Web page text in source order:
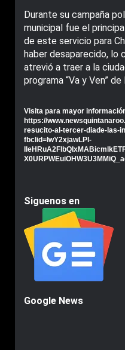
Durante su campaña
municipal fue el
de este servicio para
haber desaparecido, lo
atrevió a traer a la
programa “Va y Ven”
Visita para mayor
https://
resucito-al-tercer-diade-las-
fbclid=IwY2xjawLPl-
Siguenos en
Google News